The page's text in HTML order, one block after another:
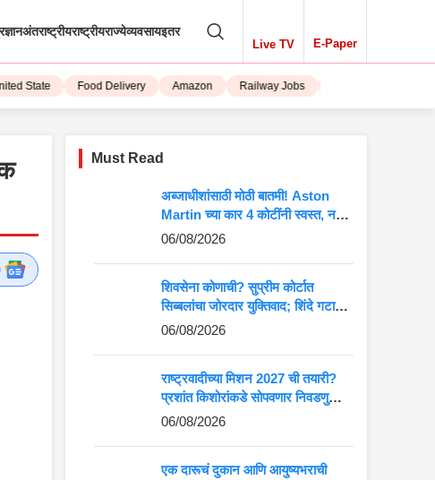
अंतराष्ट्रीयराष्ट्रीयराज्येव्यवसायइतर
Live TV E-Paper
Food Delivery Amazon Railway Jobs iPhone 15
Must Read
अब्जाधीशांसाठी मोठी बातमी! Aston
Martin च्या कार 4 कोटींनी स्वस्त, नवीन
किंमत पाहून बसेल धक्का
06/08/2026
शिवसेना कोणाची? सुप्रीम कोर्टात
सिब्बलांचा जोरदार युक्तिवाद; शिंदे गटाच्या
अडचणी वाढणार?
06/08/2026
राष्ट्रवादीच्या मिशन 2027 ची तयारी?
प्रशांत किशोरांकडे सोपवणार निवडणुकीची
कमान?
06/08/2026
एक दारूचं दुकान आणि आयुष्यभराची